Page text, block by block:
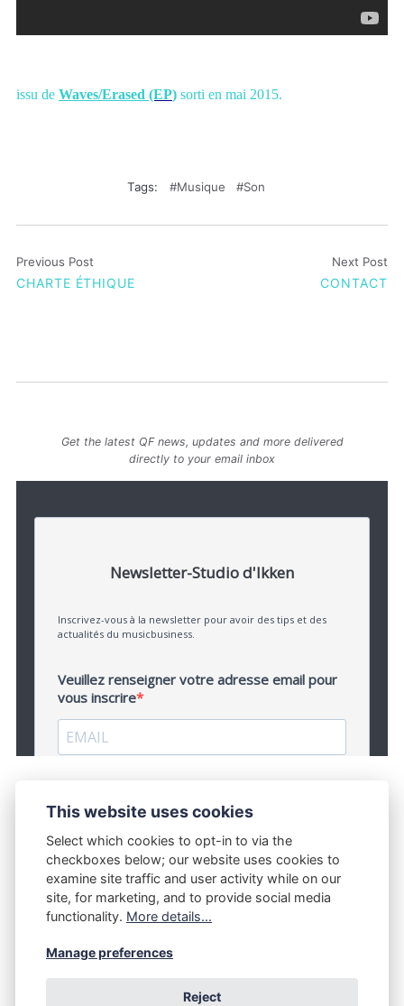
issude Waves/Erased (EP) sorti en mai 2015.
Tags: Musique Son
Previous Post
CHARTE ÉTHIQUE
Next Post
CONTACT
Get the latest QF news, updates and more delivered
directly to your email inbox
CONTACT MENTIONS LÉGALES
This website uses cookies
Select which cookies to opt-in to via the
checkboxes below; our website uses cookies to
examine site traffic and user activity while on our
site, for marketing, and to provide social media
functionality. More details...
Manage preferences
Reject